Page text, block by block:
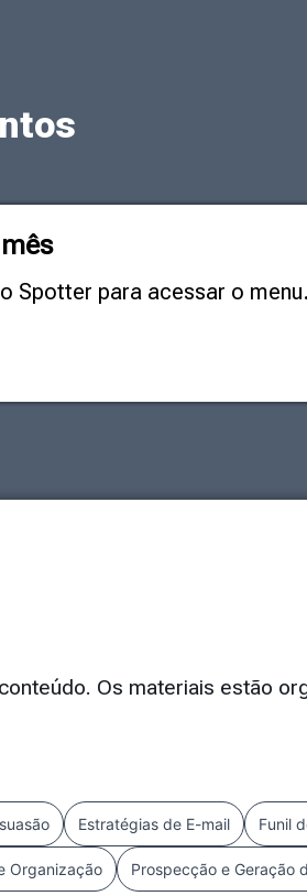
Spotter para acessar o menu.
Os materiais estão
Estratégias de E-mail Funil
Organização Prospecção e Geração